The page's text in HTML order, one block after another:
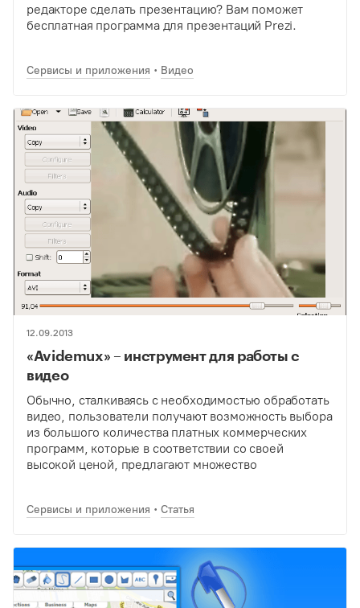
редакторе сделать презентацию? Вам поможет
бесплатная программа для презентаций Prezi.
Сервисы и приложения Видео
12.09.2013
«Avidemux» – инструмент для работы с
видео
Обычно, сталкиваясь с необходимостью обработать
видео, пользователи получают возможность выбора
из большого количества платных коммерческих
программ, которые в соответствии со своей
высокой ценой, предлагают множество
наличие специальных знаний и довольно
Сервисы и приложения Статья